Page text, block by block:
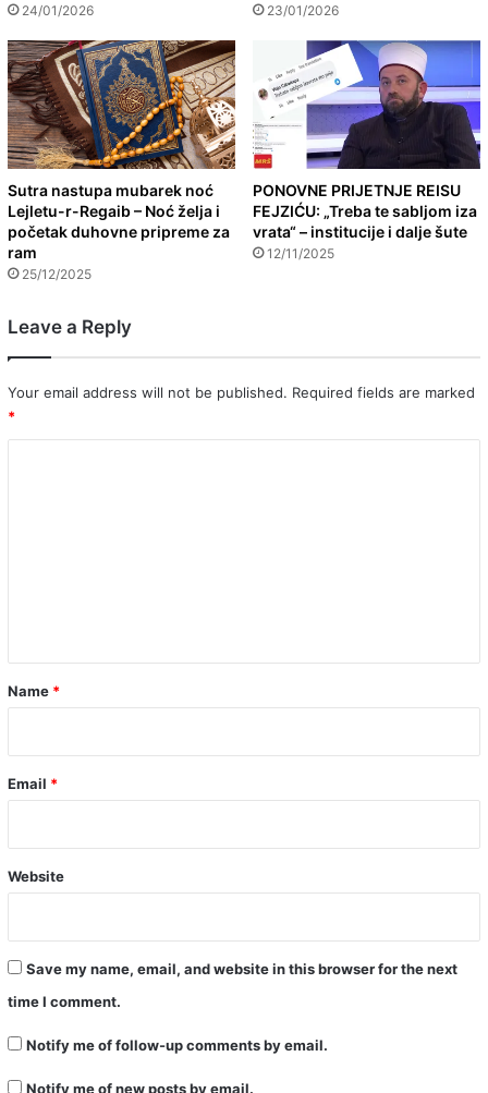
24/01/2026 23/01/2026
Sutra nastupa mubarek noć
Lejletu-r-Regaib – Noć želja i
početak duhovne pripreme za
ram
25/12/2025
PONOVNE PRIJETNJE REISU
FEJZIĆU: „Treba te sabljom iza
vrata“ – institucije i dalje šute
12/11/2025
Leave a Reply
Your email address will not be published. Required fields are marked
*
*
Name *
Email *
Website
Save my name, email, and website in this browser for the next
time I comment.
Notify me of follow-up comments by email.
Notify me of new posts by email.